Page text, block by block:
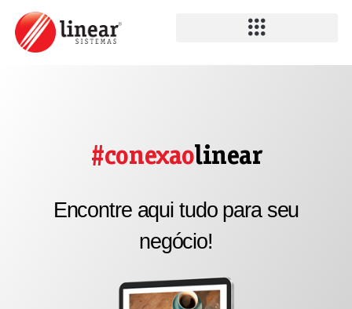
#conexaolinear
Encontre aqui tudo para seu
negócio!